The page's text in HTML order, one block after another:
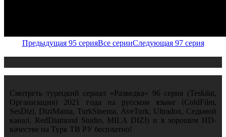
Предыдущая 95 серияВсе серииСледующая 97 серия
Смотреть турецкий сериал «Разведка» 96 серия (Teskilat,
Организация) 2021 года на русском языке (ColdFilm,
SesDizi, DiziMania, TurkSinema, AveTurk, Ultradox, Седьмой
канал, RedDiamond Studio, MILA DIZI) и в хорошем HD-
качестве на Турк ТВ РУ бесплатно!